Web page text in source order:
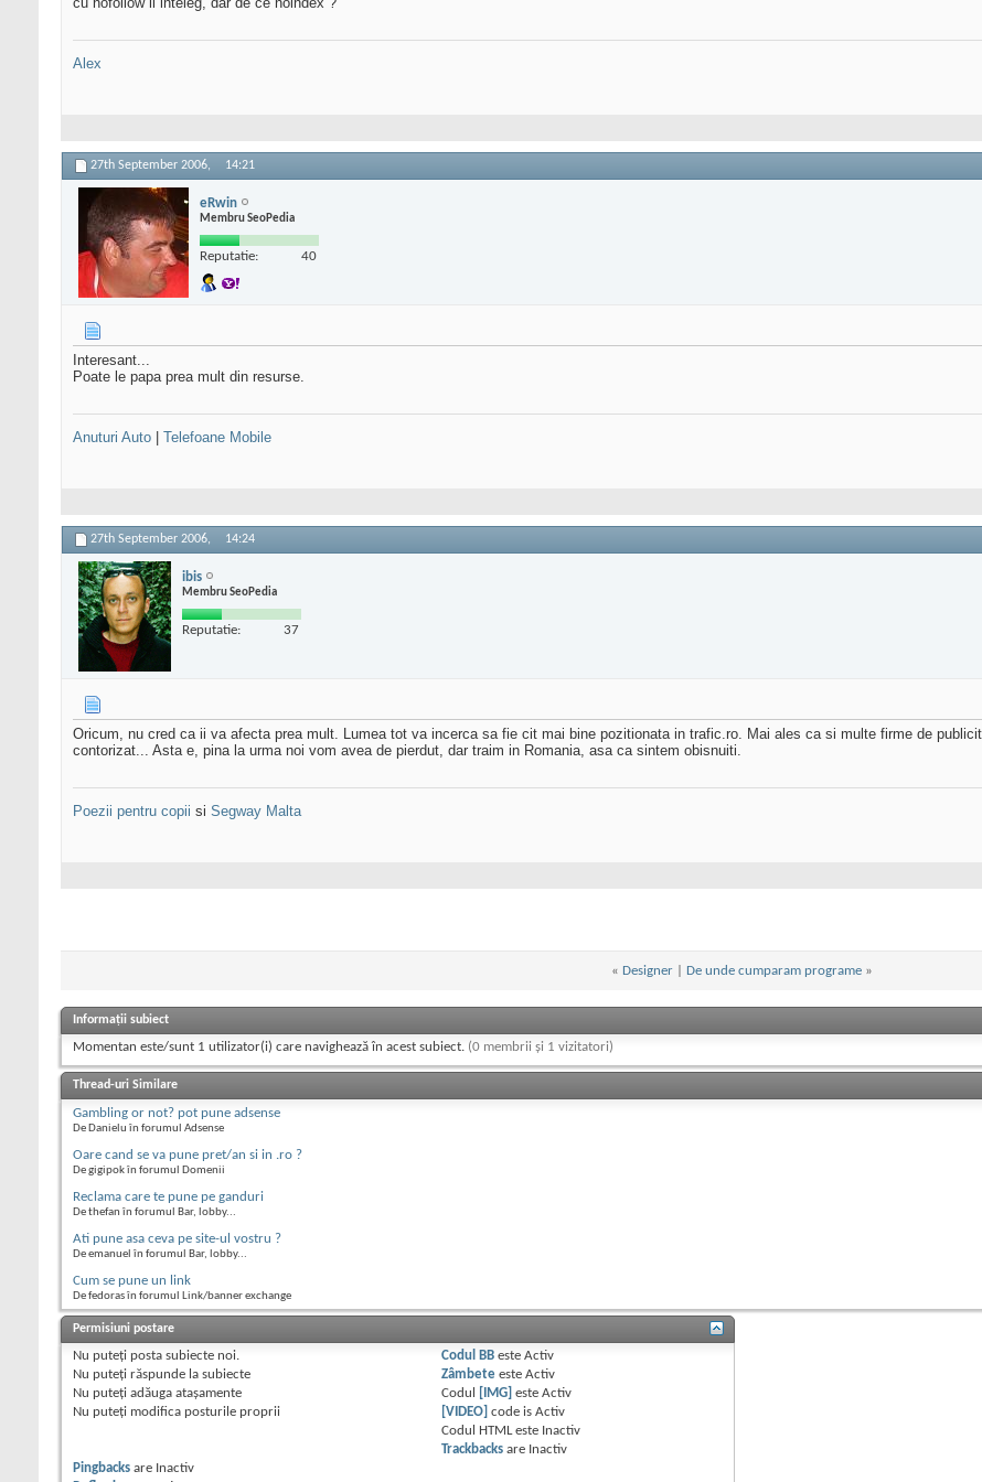
Alex
27th September 2006, 14:21
eRwin
Membru SeoPedia
Reputatie: 40
Interesant...
Poate le papa prea mult din resurse.
Anuturi Auto Telefoane Mobile
27th September 2006, 14:24
ibis
Membru SeoPedia
Reputatie: 37
Oricum, nu cred ca ii va afecta prea mult. Lumea tot va incerca sa fie cit mai bine pozitionata in trafic.ro. Mai ales ca si multe firme de
contorizat... Asta e, pina la urma noi vom avea de pierdut, dar traim in Romania, asa ca sintem obisnuiti.
Poezii pentru copii si Segway Malta
« Designer| De unde cumparam programe »
Informații subiect
Momentan este/sunt 1 utilizator(i) care navighează în acest subiect. (0 membrii și 1 vizitatori)
Thread-uri Similare
Gambling or not? pot pune adsense
De Danielu în forumul Adsense
Oare cand se va pune pret/an si in .ro ?
De gigipok în forumul Domenii
Reclama care te pune pe ganduri
De thefan în forumul Bar, lobby...
Ati pune asa ceva pe site-ul vostru ?
De emanuel în forumul Bar, lobby...
Cum se pune un link
De fedoras în forumul Link/banner exchange
Permisiuni postare
Nu puteţi posta subiecte noi.
Nu puteţi răspunde la subiecte
Nu puteţi adăuga ataşamente
Nu puteţi modifica posturile proprii
Codul BB esteActiv
Zâmbete esteActiv
Codul
[IMG] esteActiv
[VIDEO] code isActiv
Codul HTML este Inactiv
Trackbacks are Inactiv
Pingbacks are Inactiv